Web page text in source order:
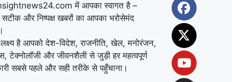
में आपका स्वागत है –
सटीक और निष्पक्ष खबरों का आपका भरोसेमंद
लक्ष्य है आपको देश-विदेश, राजनीति, खेल, मनोरंजन,
टेक्नोलॉजी और जीवनशैली से जुड़ी हर महत्वपूर्ण
सबसे पहले और सही तरीके से पहुँचाना।